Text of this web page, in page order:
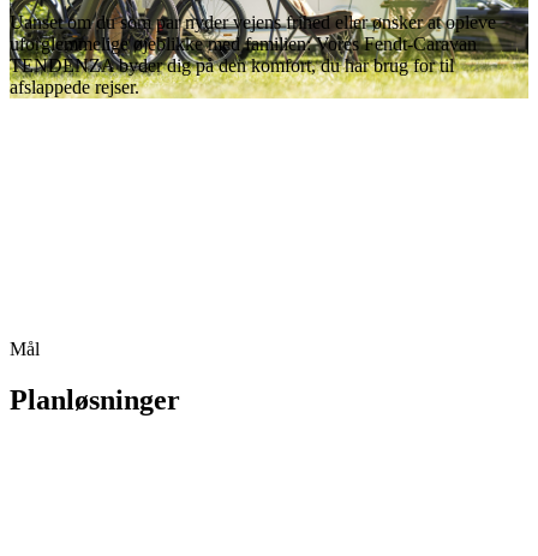
Uanset om du som par nyder vejens frihed eller ønsker at opleve
uforglemmelige øjeblikke med familien: Vores Fendt-Caravan
TENDENZA byder dig på den komfort, du har brug for til
afslappede rejser.
Mål
Planløsninger